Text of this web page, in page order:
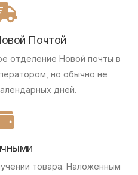
Почтой
отделение Новой почты в
но обычно не
дней.
товара. Наложенным